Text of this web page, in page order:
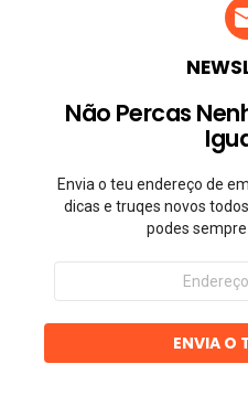
Não Percas
Envia o teu endereço de
dicas e truqes novos
podes sempre
Endereço
email
ENVIA O